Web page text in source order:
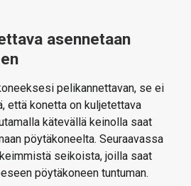
asennetaan
pelikannettavan, se ei
että konetta on kuljetettava
kätevällä keinolla saat
pöytäkoneelta. Seuraavassa
seikoista, joilla saat
pöytäkoneen tuntuman.